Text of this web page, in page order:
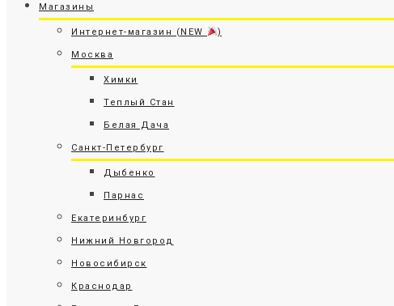
Магазины
Интернет-магазин (NEW )
Москва
Химки
Теплый Стан
Белая Дача
Санкт-Петербург
Дыбенко
Парнас
Екатеринбург
Нижний Новгород
Новосибирск
Краснодар